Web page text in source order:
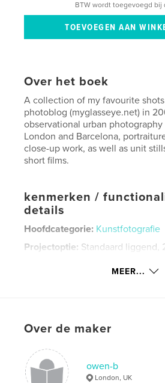
BTW wordt toegevoegd bij
Over het boek
A collection of my favourite
photoblog (myglasseye.net) in
observational urban
London and Barcelona,
close-up work, as well as unit
short films.
kenmerken /
details
Hoofdcategorie: Kunstfotografie
Projectoptie: Standaard liggend,
feb 22, 2008
abstract observational portraiture urban
MEER...
Over de maker
owen-b
London, UK